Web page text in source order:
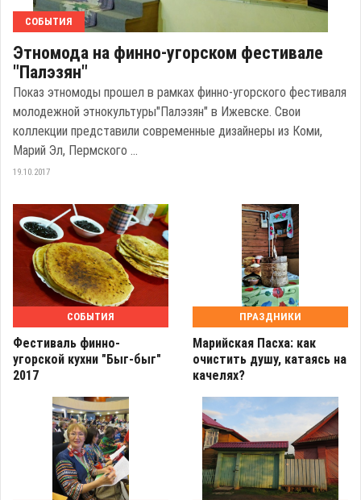
СОБЫТИЯ
Этномода на финно-угорском фестивале
"Палэзян"
Показ этномоды прошел в рамках финно-угорского фестиваля
молодежной этнокультуры"Палэзян" в Ижевске. Свои
коллекции представили современные дизайнеры из Коми,
Марий Эл, Пермского ...
19.10.2017
СОБЫТИЯ
Фестиваль финно-
угорской кухни "Быг-быг"
2017
ПРАЗДНИКИ
Марийская Пасха: как
очистить душу, катаясь на
качелях?